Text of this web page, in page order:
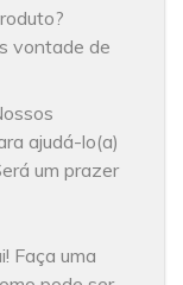
vontade de
ajudá-lo(a)
um prazer
Faça uma